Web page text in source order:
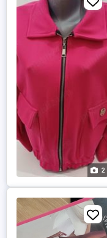
2